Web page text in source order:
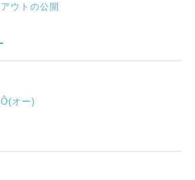
ウトの公開
オー)